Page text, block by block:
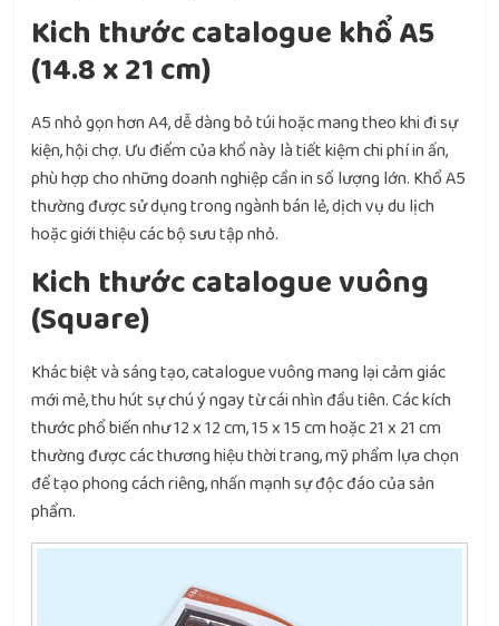
Kich thước catalogue khổ A5
(14.8 x 21 cm)
A5 nhỏ gọn hơn A4, dễ dàng bỏ túi hoặc mang theo khi đi sự
kiện, hội chợ. Ưu điểm của khổ này là tiết kiệm chi phí in ấn,
phù hợp cho những doanh nghiệp cần in số lượng lớn. Khổ A5
thường được sử dụng trong ngành bán lẻ, dịch vụ du lịch
hoặc giới thiệu các bộ sưu tập nhỏ.
Kich thước catalogue vuông
(Square)
Khác biệt và sáng tạo, catalogue vuông mang lại cảm giác
mới mẻ, thu hút sự chú ý ngay từ cái nhìn đầu tiên. Các kích
thước phổ biến như 12 x 12 cm, 15 x 15 cm hoặc 21 x 21 cm
thường được các thương hiệu thời trang, mỹ phẩm lựa chọn
để tạo phong cách riêng, nhấn mạnh sự độc đáo của sản
phẩm.